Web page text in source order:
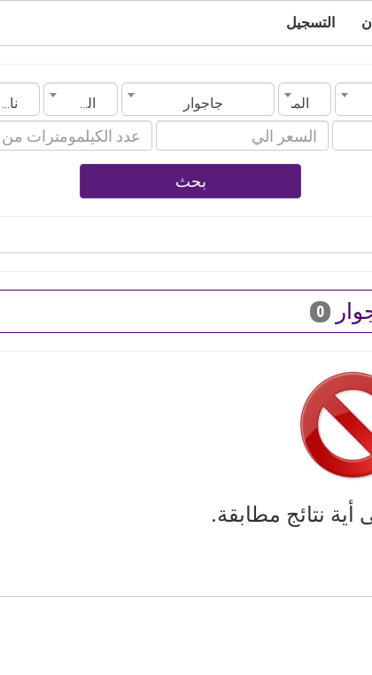
التسجيل
المدينة جاجوار الموديل ناقل الحركة
بحث
0
أية نتائج مطابقة.